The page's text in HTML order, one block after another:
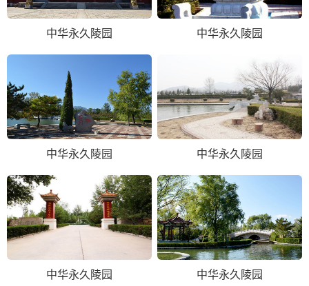
中华永久陵园 中华永久陵园
中华永久陵园 中华永久陵园
中华永久陵园 中华永久陵园